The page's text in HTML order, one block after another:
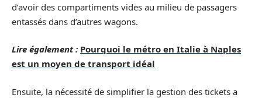
d’avoir des compartiments vides au milieu de passagers
entassés dans d’autres wagons.
Lire également : Pourquoi le métro en Italie à Naples
est un moyen de transport idéal
Ensuite, la nécessité de simplifier la gestion des tickets a